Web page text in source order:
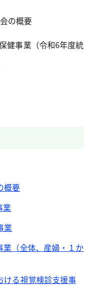
の概要
健事業（令和6年度統
概要
業
業
（全体、産婦・１か
ける視覚検診支援事